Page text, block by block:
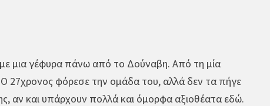
με μια γέφυρα πάνω από το Δούναβη. Από τη μία
27χρονος φόρεσε την ομάδα του, αλλά δεν τα πήγε
αν και υπάρχουν πολλά και όμορφα αξιοθέατα εδώ.